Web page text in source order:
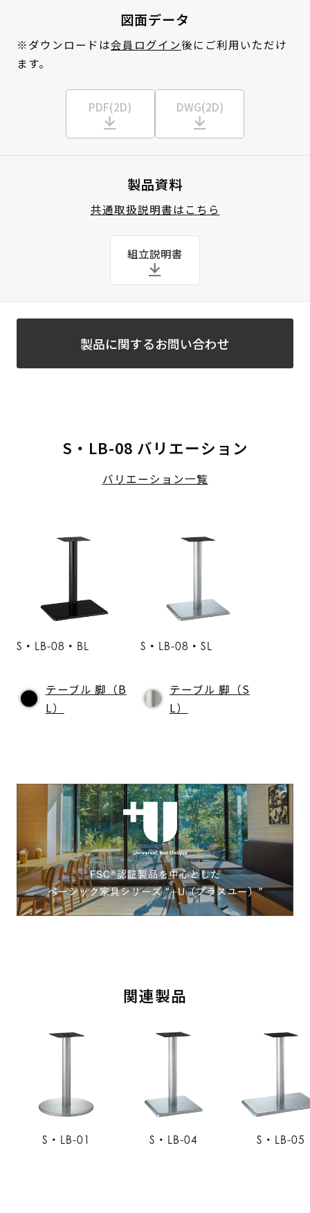
図面データ
※ダウンロードは会員ログイン後にご利用いただけ
ます。
PDF(2D) DWG(2D)
製品資料
共通取扱説明書はこちら
組立説明書
製品に関するお問い合わせ
S・LB-08 バリエーション
バリエーション一覧
S・LB-08・BL
テーブル 脚（B
L）
S・LB-08・SL
テーブル 脚（S
L）
関連製品
S・LB-01 S・LB-04 S・LB-05